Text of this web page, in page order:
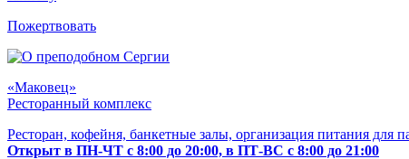
Пожертвовать
«Маковец»
Ресторанный комплекс
Ресторан, кофейня, банкетные залы, организация питания для
Открыт в ПН-ЧТ с 8:00 до 20:00, в ПТ-ВС с 8:00 до 21:00